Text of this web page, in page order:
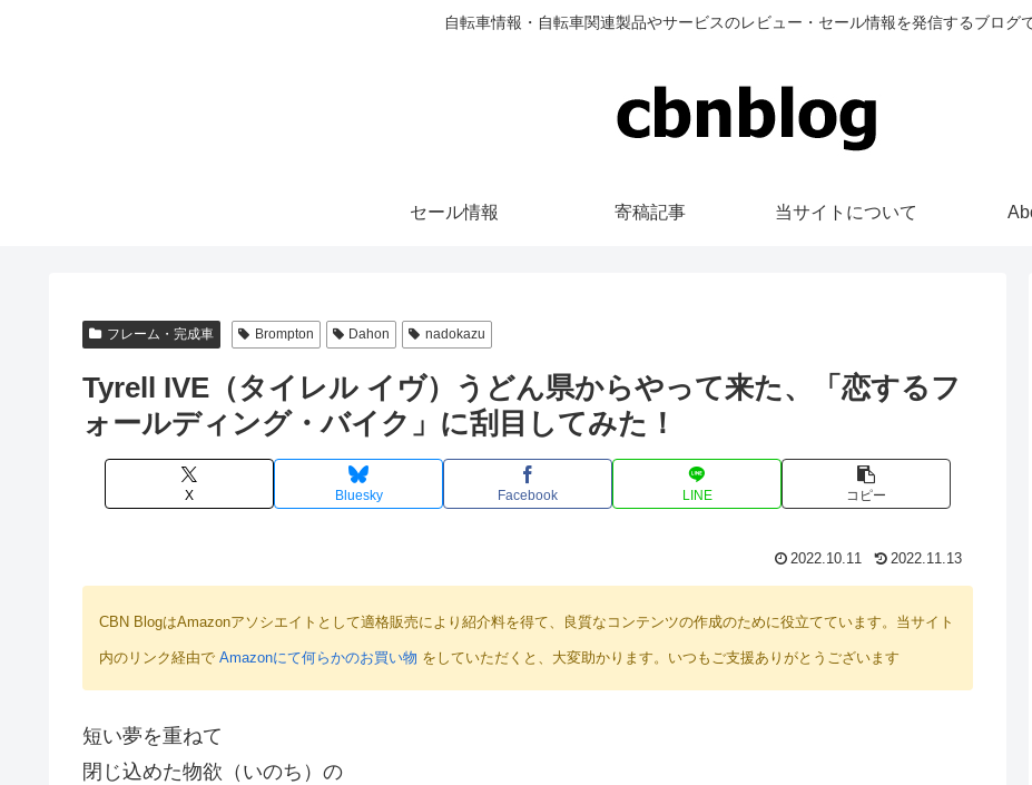
自転車情報・自転車関連製品やサービスのレビュー・セール情報を発信するブログ
セール情報 寄稿記事 当サイトについて
フレーム・完成車 Brompton Dahon nadokazu
Tyrell IVE（タイレル イヴ）うどん県からやって来た、「恋するフ
ォールディング・バイク」に刮目してみた！
X Bluesky Facebook LINE コピー
2022.10.11 2022.11.13
CBN BlogはAmazonアソシエイトとして適格販売により紹介料を得て、良質なコンテンツの作成のために役立てています。当サイト
内のリンク経由で Amazonにて何らかのお買い物 をしていただくと、大変助かります。いつもご支援ありがとうございます
短い夢を重ねて
閉じ込めた物欲（いのち）の